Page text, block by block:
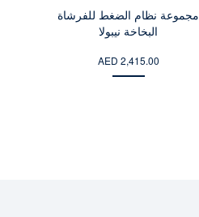
مجموعة نظام الضغط للفرشاة
البخاخة نيبولا
AED 2,415.00